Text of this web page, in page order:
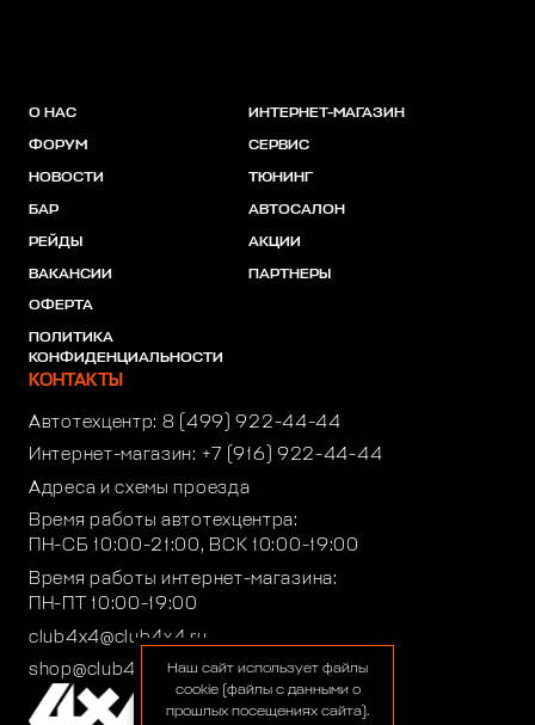
О НАС
ФОРУМ
НОВОСТИ
БАР
РЕЙДЫ
ВАКАНСИИ
ОФЕРТА
ПОЛИТИКА
КОНФИДЕНЦИАЛЬНОСТИ
ИНТЕРНЕТ-МАГАЗИН
СЕРВИС
ТЮНИНГ
АВТОСАЛОН
АКЦИИ
ПАРТНЕРЫ
КОНТАКТЫ
Автотехцентр: 8 (499) 922-44-44
Интернет-магазин: +7 (916) 922-44-44
Адреса и схемы проезда
Время работы автотехцентра:
ПН-СБ 10:00-21:00, ВСК 10:00-19:00
Время работы интернет-магазина:
ПН-ПТ 10:00-19:00
club4x4@club4x4.ru
shop@club4x4.ruНаш сайт использует файлы
cookie (файлы с данными о
прошлых посещениях сайта).